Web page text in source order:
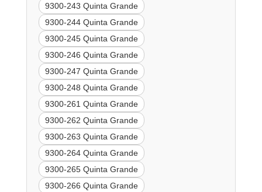
9300-243 Quinta Grande
9300-244 Quinta Grande
9300-245 Quinta Grande
9300-246 Quinta Grande
9300-247 Quinta Grande
9300-248 Quinta Grande
9300-261 Quinta Grande
9300-262 Quinta Grande
9300-263 Quinta Grande
9300-264 Quinta Grande
9300-265 Quinta Grande
9300-266 Quinta Grande